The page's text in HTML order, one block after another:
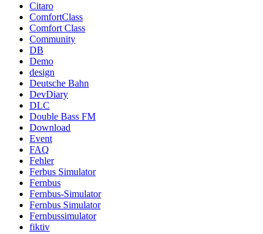
Citaro
ComfortClass
Comfort Class
Community
DB
Demo
design
Deutsche Bahn
DevDiary
DLC
Double Bass FM
Download
Event
FAQ
Fehler
Ferbus Simulator
Fernbus
Fernbus-Simulator
Fernbus Simulator
Fernbussimulator
fiktiv